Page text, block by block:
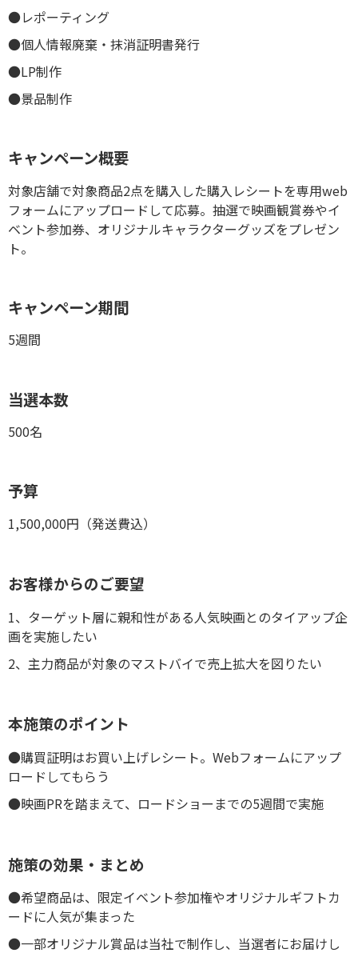
●レポーティング
●個人情報廃棄・抹消証明書発行
●LP制作
●景品制作
キャンペーン概要
対象店舗で対象商品2点を購入した購入レシートを専用web
フォームにアップロードして応募。抽選で映画観賞券やイ
ベント参加券、オリジナルキャラクターグッズをプレゼン
ト。
キャンペーン期間
5週間
当選本数
500名
予算
1,500,000円（発送費込）
お客様からのご要望
1、ターゲット層に親和性がある人気映画とのタイアップ企
画を実施したい
2、主力商品が対象のマストバイで売上拡大を図りたい
本施策のポイント
●購買証明はお買い上げレシート。Webフォームにアップ
ロードしてもらう
●映画PRを踏まえて、ロードショーまでの5週間で実施
施策の効果・まとめ
●希望商品は、限定イベント参加権やオリジナルギフトカ
ードに人気が集まった
●一部オリジナル賞品は当社で制作し、当選者にお届けし